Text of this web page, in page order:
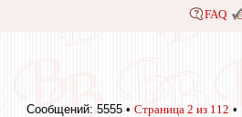
FAQ
Сообщений: 5555 • Страница 2 из 112 •